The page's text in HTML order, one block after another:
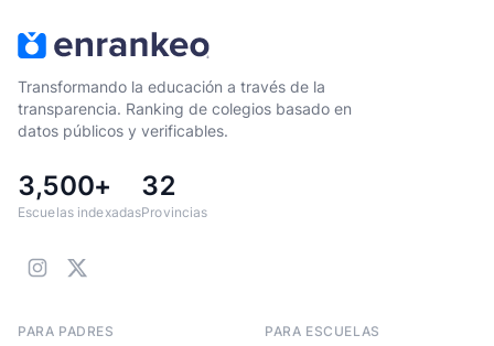
Transformando la educación a través de la
transparencia. Ranking de colegios basado en
datos públicos y verificables.
3,500+
Escuelas indexadas
32
Provincias
PARA PADRES PARA ESCUELAS